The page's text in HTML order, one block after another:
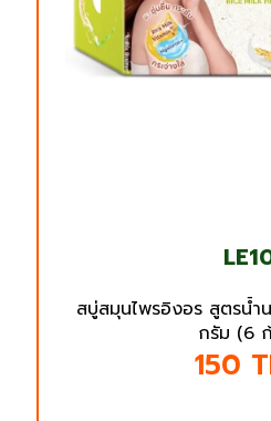
สบู่สมุนไพรอิงอร สูตรน้
กรัม (6
150